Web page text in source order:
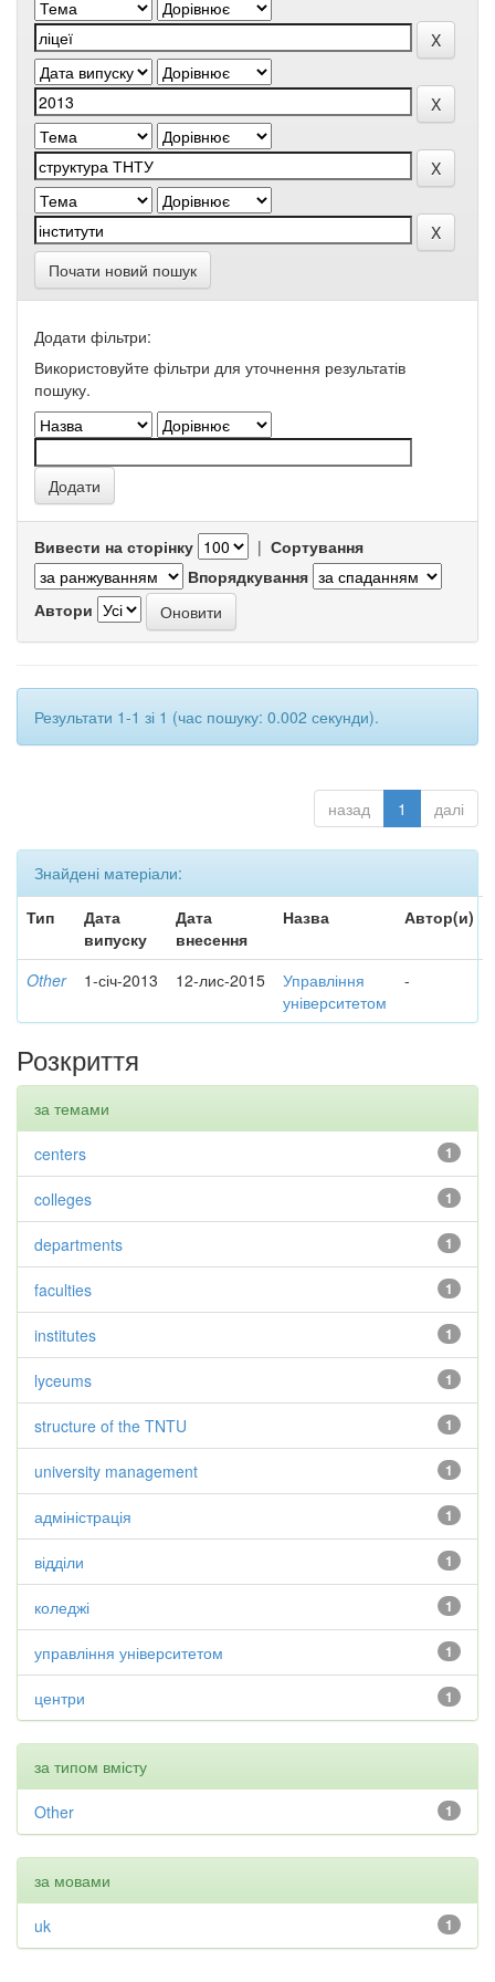
Почати новий пошук
Додати фільтри:
Використовуйте фільтри для уточнення результатів
пошуку.
Вивести на сторінку | Сортування
Впорядкування
Автори
Результати 1-1 зі 1 (час пошуку: 0.002 секунди).
назад 1 далі
Знайдені матеріали:
Тип
Дата
випуску
Дата
внесення
Назва Автор(и)
Other 1-січ-2013 12-лис-2015
Управління
університетом
-
Розкриття
за темами
1
centers
1
colleges
1
departments
1
faculties
1
institutes
1
lyceums
1
structure of the TNTU
1
university management
1
адміністрація
1
відділи
1
коледжі
1
управління університетом
1
центри
за типом вмісту
1
Other
за мовами
1
uk